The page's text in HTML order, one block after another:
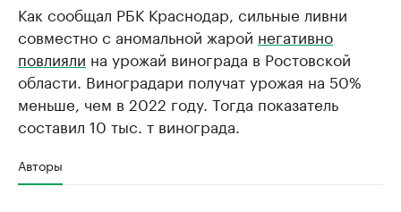
Как сообщал РБК Краснодар, сильные ливни
совместно с аномальной жарой негативно
повлияли на урожай винограда в Ростовской
области. Виноградари получат урожая на 50%
меньше, чем в 2022 году. Тогда показатель
составил 10 тыс. т винограда.
Авторы